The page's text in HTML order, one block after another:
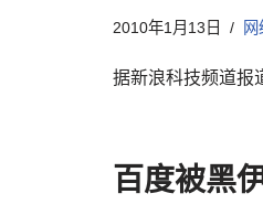
2010年1月13日
据新浪科技频道报
百度被黑